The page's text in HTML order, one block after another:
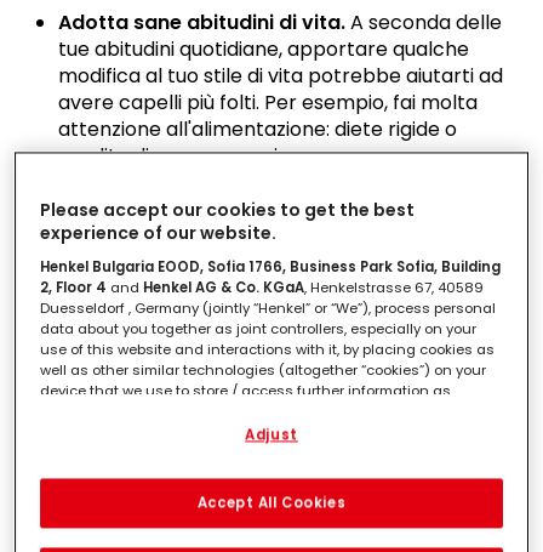
Adotta sane abitudini di vita.A seconda delle
tue abitudini quotidiane, apportare qualche
modifica al tuo stile di vita potrebbe aiutarti ad
avere capelli più folti. Per esempio, fai molta
attenzione all'alimentazione: diete rigide o
perdite di peso eccessivo possono
Evita le acconciature strette.È meglio
portare con moderazione chignon e code di
cavallo. Invece, preferisci i capelli sciolti o a
opta per trecce morbide. Anche cambiare il
modo in cui districhi i capelli può rivelarsi utile.
Considera di spazzolare dal basso verso l'alto,
ovvero inizia dalle punte dei capelli e procedi
verso la radice.
Usa prodotti per capelli "ispessentiti"
aumenteranno effettivamente il diametro del
follicolo pilifero, ma hanno più un beneficio
cosmetico. Agiscono allargando le cuticole.
Prendi in considerazione un trattamento
Please accept our cookies to get the best
experience of our website.
Henkel Bulgaria EOOD, Sofia 1766, Business Park Sofia, Building
2, Floor 4 and Henkel AG & Co. KGaA, Henkelstrasse 67, 40589
Duesseldorf , Germany (jointly “Henkel” or “We”), process personal
data about you together as joint controllers, especially on your
use of this website and interactions with it, by placing cookies as
well as other similar technologies (altogether “cookies”) on your
device that we use to store / access further information as
linked in the footer, Section “Cookies, Pixel, Fingerprints and similar
technologies”) will also use cookies and process data relating to
you tomeasure and optimize the performance of this website,
Adjust
Accept All Cookies